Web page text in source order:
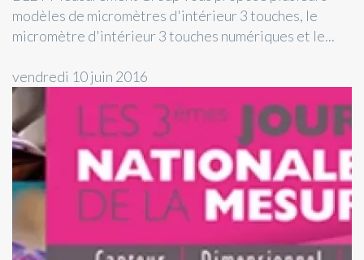
modèles de micromètres d'intérieur 3 touches, le
micromètre d'intérieur 3 touches numériques et le...
vendredi 10 juin 2016